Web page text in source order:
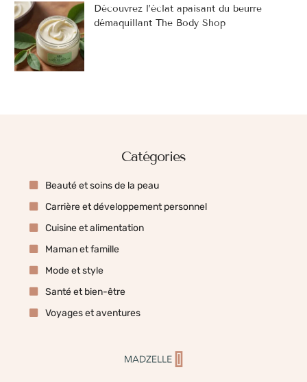
Découvrez l’éclat apaisant du beurre
démaquillant The Body Shop
Catégories
Beauté et soins de la peau
Carrière et développement personnel
Cuisine et alimentation
Maman et famille
Mode et style
Santé et bien-être
Voyages et aventures